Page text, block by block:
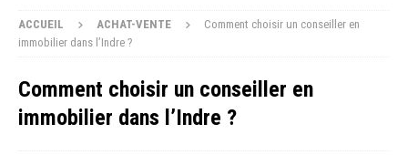
ACCUEIL ACHAT-VENTE
Comment choisir un conseiller en
immobilier dans l’Indre ?
Comment choisir un conseiller en
immobilier dans l’Indre ?